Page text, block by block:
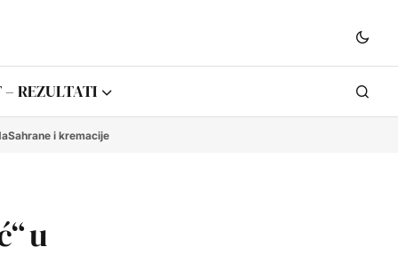
– REZULTATI
Sahrane i kremacije
u